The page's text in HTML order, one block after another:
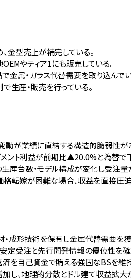
型売上が補完している。
やティア1にも販売している。
属・ガラス代替需要を取り込んでい
生産・販売を行っている。
動が業績に直結する構造的脆弱性が
ント利益が前期比▲20.0%と為替で
産台数・モデル構成が変化し受注量
嫁が困難な場合、収益を直接圧迫
成形技術を保有し金属代替需要を獲
定受注と先行開発情報の優位性を確
を自己資金で賄える強固なBSを維持
、地理的分散とドル建て収益拡大